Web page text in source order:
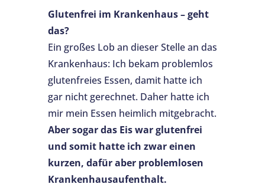
Glutenfrei im Krankenhaus – geht
das?
Ein großes Lob an dieser Stelle an das
Krankenhaus: Ich bekam problemlos
glutenfreies Essen, damit hatte ich
gar nicht gerechnet. Daher hatte ich
mir mein Essen heimlich mitgebracht.
Aber sogar das Eis war glutenfrei
und somit hatte ich zwar einen
kurzen, dafür aber problemlosen
Krankenhausaufenthalt.